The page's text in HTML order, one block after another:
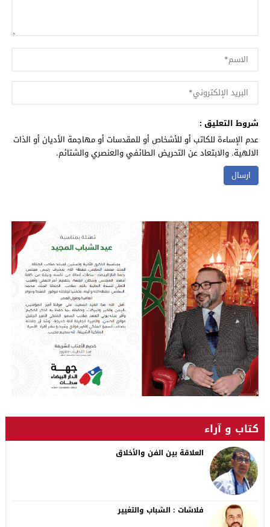
شروط التعليق :
عدم الإساءة للكاتب أو للأشخاص أو للمقدسات أو مهاجمة الأديان أو الذات
الالهية. والابتعاد عن التحريض الطائفي والعنصري والشتائم.
كتاب و آراء
العلاقة بين الفن والأخلاق
فلاشات : الشباب والتغيير